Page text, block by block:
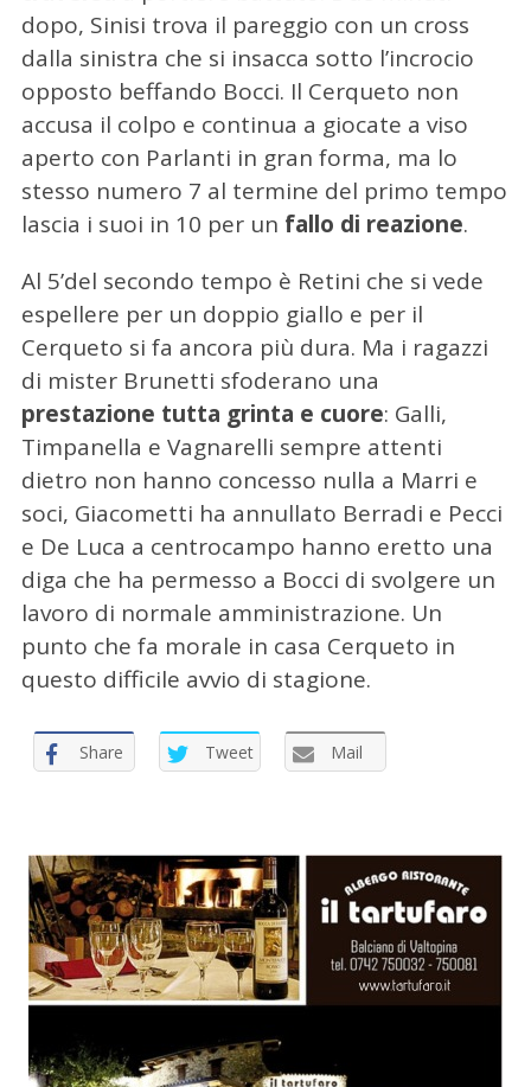
dopo, Sinisi trova il pareggio con un cross
dalla sinistra che si insacca sotto l’incrocio
opposto beffando Bocci. Il Cerqueto non
accusa il colpo e continua a giocate a viso
aperto con Parlanti in gran forma, ma lo
stesso numero 7 al termine del primo tempo
lascia i suoi in 10 per un fallo di reazione.
Al 5’del secondo tempo è Retini che si vede
espellere per un doppio giallo e per il
Cerqueto si fa ancora più dura. Ma i ragazzi
di mister Brunetti sfoderano una
prestazione tutta grinta e cuore: Galli,
Timpanella e Vagnarelli sempre attenti
dietro non hanno concesso nulla a Marri e
soci, Giacometti ha annullato Berradi e Pecci
e De Luca a centrocampo hanno eretto una
diga che ha permesso a Bocci di svolgere un
lavoro di normale amministrazione. Un
punto che fa morale in casa Cerqueto in
questo difficile avvio di stagione.
Share Tweet Mail
e
r
p
e
r
: